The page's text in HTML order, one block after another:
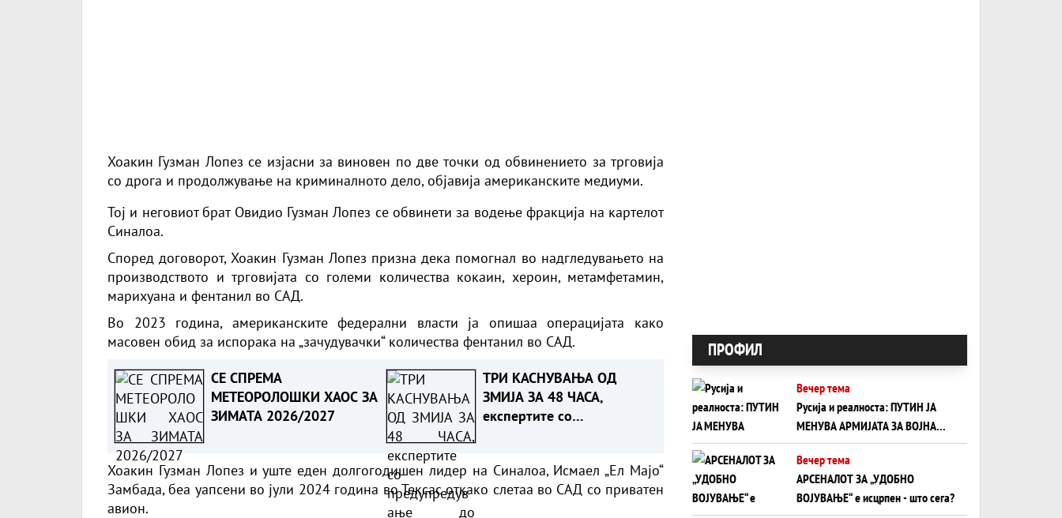
Хоакин Гузман Лопез се изјасни за виновен по две точки од обвинението за трговија
со дрога и продолжување на криминалното дело, објавија американските медиуми.
Тој и неговиот брат Овидио Гузман Лопез се обвинети за водење фракција на картелот
Синалоа.
Според договорот, Хоакин Гузман Лопез призна дека помогнал во надгледувањето на
производството и трговијата со големи количества кокаин, хероин, метамфетамин,
марихуана и фентанил во САД.
Во 2023 година, американските федерални власти ја опишаа операцијата како
масовен обид за испорака на „зачудувачки“ количества фентанил во САД.
СЕ СПРЕМА
МЕТЕОРОЛОШКИ ХАОС ЗА
ЗИМАТА 2026/2027
ТРИ КАСНУВАЊА ОД
ЗМИЈА ЗА 48 ЧАСА,
експертите со
Хоакин Гузман Лопез и уште еден долгогодишен лидер на Синалоа, Исмаел „Ел Мајо“
Замбада, беа уапсени во јули 2024 година во Тексас откако слетаа во САД со приватен
авион.
ПРОФИЛ
Вечер тема
Русија и реалноста: ПУТИН ЈА
МЕНУВА АРМИЈАТА ЗА ВОЈНА
ШТО ОСТАНУВА БЕЗ ФРОНТ
Вечер тема
АРСЕНАЛОТ ЗА „УДОБНО
ВОЈУВАЊЕ“ е исцрпен - што сега?